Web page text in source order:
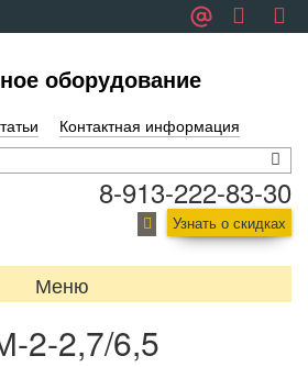
оборудование
Контактная информация
8-913-222-83-30
Узнать о скидках
Меню
2-2,7/6,5